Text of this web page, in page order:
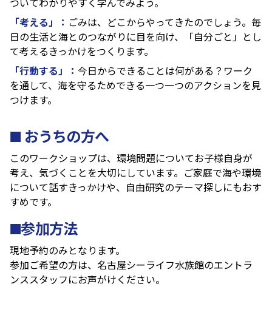
ついてわかりやすく学んでみよう。
「考える」： ごみは、どこからやってきたのでしょう。毎
日の生活と海とのつながりに目を向け、「自分ごと」とし
て考えるきっかけをつくります。
「行動する」： 今日からできることは何がある？ワーク
を通して、海を守るためできる一つ一つのアクションを見
つけます。
■ おうちの方へ
このワークショップは、環境問題についてお子様自身が
考え、気づくことを大切にしています。ご家庭で海や環境
について話すきっかけや、自由研究のテーマ探しにもおす
すめです。
■参加方法
現地予約のみとなります。
参加ご希望の方は、名古屋シーライフ水族館のエントラ
ンススタッフにお声がけください。